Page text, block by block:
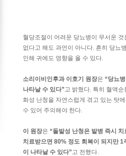
혈당조절이 어려운 당뇨병이 무서운
없다고 해도 과언이 아니다. 흔히 당뇨
인해 귀에도 영향을 올 수 있다.
소리이비인후과 이호기 원장은 “당뇨
나타날 수 있다”고 밝혔다. 특히 혈액
화성 난청을 자연스럽게 겪고 있는 탓
수 있어 주의해야 한다.
이 원장은 “돌발성 난청은 발병 즉시
치료받으면 80% 정도 회복이 되지만
이 나타날 수 있다”고 전했다.